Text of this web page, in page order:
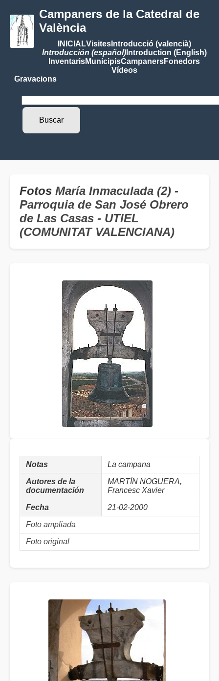
Campaners de la Catedral de
València
INICIALVisitesIntroducció (valencià)
Introducción (español)Introduction (English)
InventarisMunicipisCampanersFonedors
Vídeos
Gravacions
Fotos María Inmaculada (2) -
Parroquia de San José Obrero
de Las Casas - UTIEL
(COMUNITAT VALENCIANA)
Notas La campana
Autores de la
documentación
MARTÍN NOGUERA,
Francesc Xavier
Fecha 21-02-2000
Foto ampliada
Foto original